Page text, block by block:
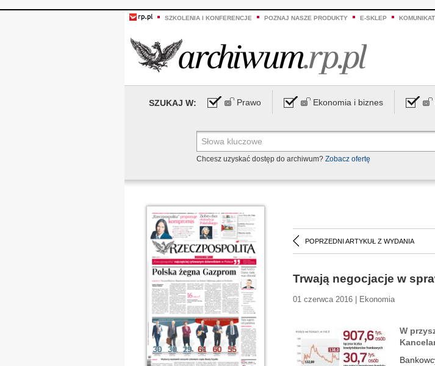
SZKOLENIA I KONFERENCJE POZNAJ NASZE PRODUKTY E-SKLEP
SZUKAJ W: Prawo Ekonomia i biznes
Chcesz uzyskać dostęp do archiwum? Zobacz ofertę
POPRZEDNI ARTYKUŁ Z WYDANIA
Trwają negocjacje w
01 czerwca 2016 | Ekonomia
W